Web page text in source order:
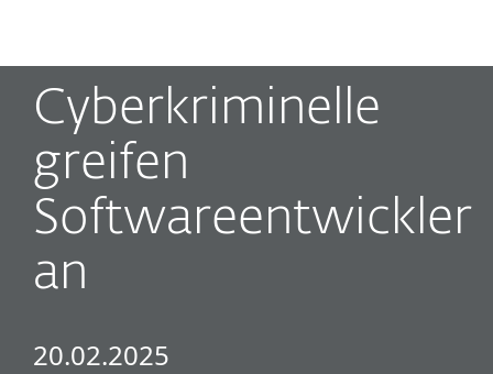
Cyberkriminelle
greifen
Softwareentwickler
an
20.02.2025